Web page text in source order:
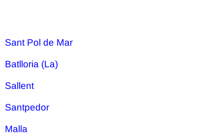
Sant Pol de Mar
Batlloria (La)
Sallent
Santpedor
Malla